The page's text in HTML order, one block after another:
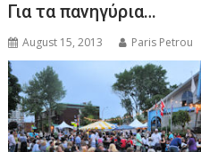
Για τα πανηγύρια…
August 15, 2013 Paris Petrou